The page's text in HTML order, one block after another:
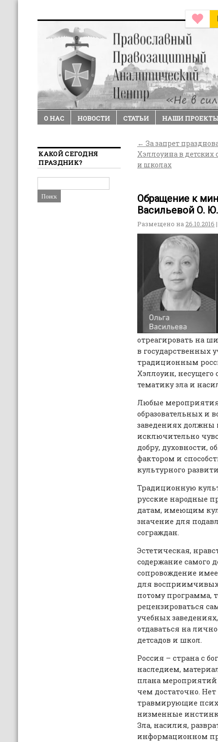
О НАС НОВОСТИ СТАТЬИ НАШИ
← За запрет
Хэллоуина в детских
и школах
Обращение к
Васильевой О. Ю.
Размещено на 26.10.2016 |
отреагировать на
в государственных
традиционным
Хэллоуин, несущего
тематику зла и
Любые
образовательных и
заведениях должны
исключительно
добру, духовности,
фактором и
культурного
Традиционную
русские народные
датам, имеющим
значение для
сограждан.
Эстетическая,
содержание самого
сопровождение
для
потому программа,
рецензироваться
учебных
отдаваться на
детсадов и школ.
Россия – страна с
наследием,
плана мероприятий
чем достаточно.
травмирующие
низменные
Зла, насилия,
информационном
КАКОЙ СЕГОДНЯ
ПРАЗДНИК?